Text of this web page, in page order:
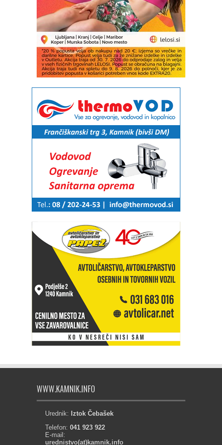
WWW.KAMNIK.INFO
Urednik: Iztok Čebašek
Telefon: 041 923 922
E-mail:
urednistvo(at)kamnik.info